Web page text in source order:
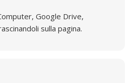
Google Drive,
sulla pagina.